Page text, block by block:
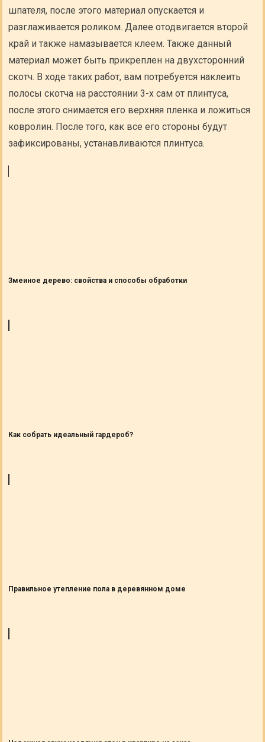
шпателя, после этого материал опускается и
разглаживается роликом. Далее отодвигается второй
край и также намазывается клеем. Также данный
материал может быть прикреплен на двухсторонний
скотч. В ходе таких работ, вам потребуется наклеить
полосы скотча на расстоянии 3-х сам от плинтуса,
после этого снимается его верхняя пленка и ложиться
ковролин. После того, как все его стороны будут
зафиксированы, устанавливаются плинтуса.
Змеиное дерево: свойства и способы обработки
Как собрать идеальный гардероб?
Правильное утепление пола в деревянном доме